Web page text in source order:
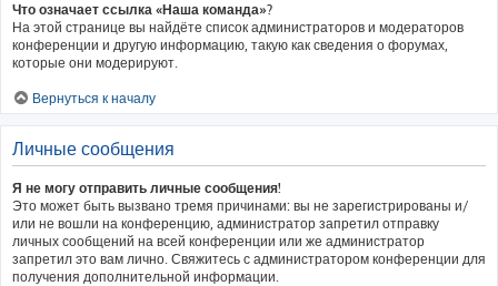
Что означает ссылка «Наша команда»?
На этой странице вы найдёте список администраторов и модераторов
конференции и другую информацию, такую как сведения о форумах,
которые они модерируют.
Вернуться к началу
Личные сообщения
Я не могу отправить личные сообщения!
Это может быть вызвано тремя причинами: вы не зарегистрированы и/
или не вошли на конференцию, администратор запретил отправку
личных сообщений на всей конференции или же администратор
запретил это вам лично. Свяжитесь с администратором конференции для
получения дополнительной информации.